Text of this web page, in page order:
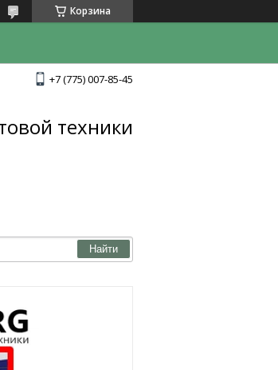
Корзина
+7 (775) 007-85-45
техники
Найти